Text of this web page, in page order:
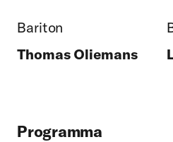
Bariton
Thomas Oliemans
Programma